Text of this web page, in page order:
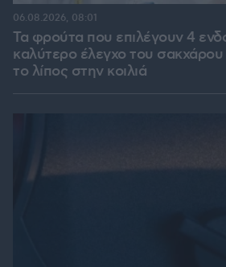
Τα φρούτα που επιλέγουν 4
καλύτερο έλεγχο του σακχάρου
το λίπος στην κοιλιά
06.08.2026, 08:01